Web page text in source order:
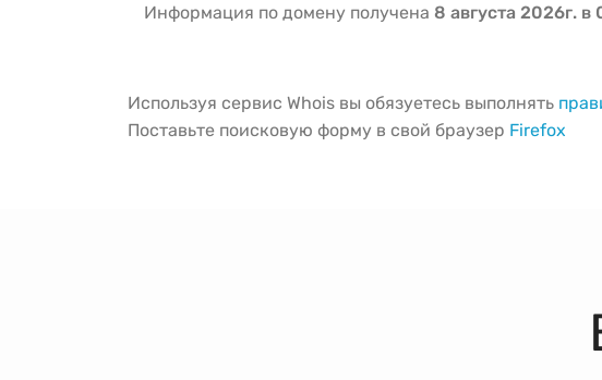
Информация по домену получена 8 августа 2026г. в
Используя сервис Whois вы обязуетесь выполнять
Поставьте поисковую форму в свой браузер Firefox